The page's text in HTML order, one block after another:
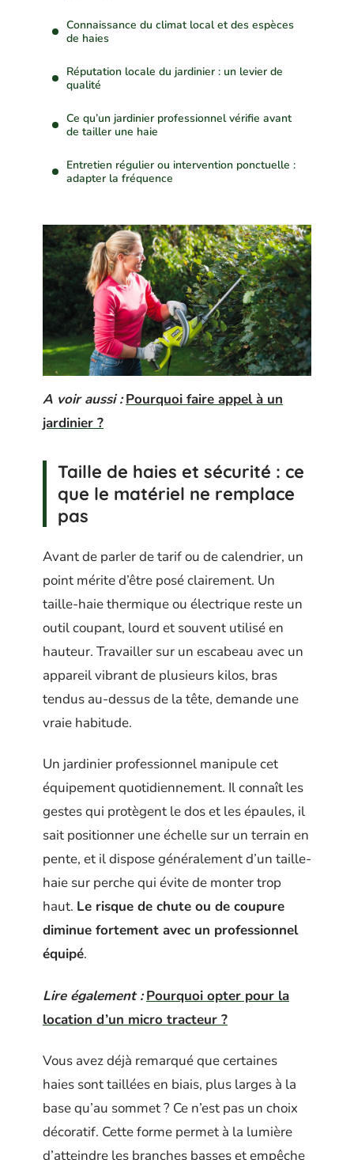
Connaissance du climat local et des espèces
de haies
Réputation locale du jardinier : un levier de
qualité
Ce qu’un jardinier professionnel vérifie avant
de tailler une haie
Entretien régulier ou intervention ponctuelle :
adapter la fréquence
A voir aussi : Pourquoi faire appel à un
jardinier ?
Taille de haies et sécurité : ce
que le matériel ne remplace
pas
Avant de parler de tarif ou de calendrier, un
point mérite d’être posé clairement. Un
taille-haie thermique ou électrique reste un
outil coupant, lourd et souvent utilisé en
hauteur. Travailler sur un escabeau avec un
appareil vibrant de plusieurs kilos, bras
tendus au-dessus de la tête, demande une
vraie habitude.
Un jardinier professionnel manipule cet
équipement quotidiennement. Il connaît les
gestes qui protègent le dos et les épaules, il
sait positionner une échelle sur un terrain en
pente, et il dispose généralement d’un taille-
haie sur perche qui évite de monter trop
haut. Le risque de chute ou de coupure
diminue fortement avec un professionnel
équipé.
Lire également : Pourquoi opter pour la
location d’un micro tracteur ?
Vous avez déjà remarqué que certaines
haies sont taillées en biais, plus larges à la
base qu’au sommet ? Ce n’est pas un choix
décoratif. Cette forme permet à la lumière
d’atteindre les branches basses et empêche